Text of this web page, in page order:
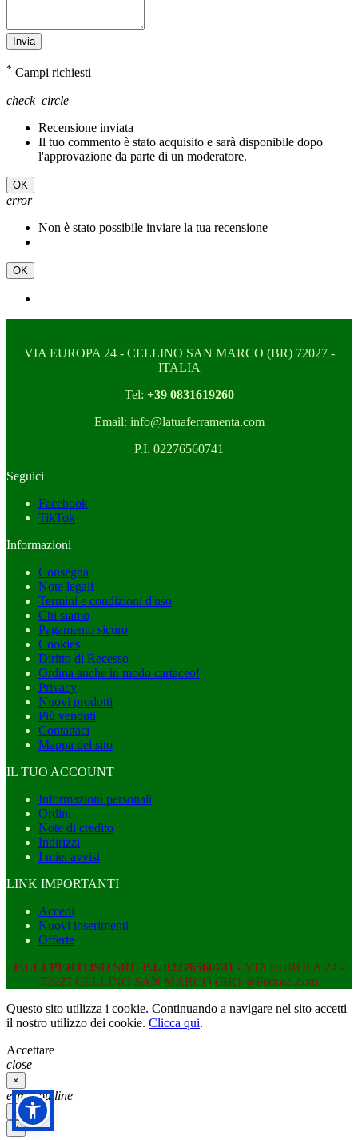
Invia
* Campi richiesti
check_circle
Recensione inviata
Il tuo commento è stato acquisito e sarà disponibile dopo
l'approvazione da parte di un moderatore.
OK
error
Non è stato possibile inviare la tua recensione
OK
VIA EUROPA 24 - CELLINO SAN MARCO (BR) 72027 -
ITALIA
Tel: +39 0831619260
Email: info@latuaferramenta.com
P.I. 02276560741
Seguici
Facebook
TikTok
Informazioni
Consegna
Note legali
Termini e condizioni d'uso
Chi siamo
Pagamento sicuro
Cookies
Diritto di Recesso
Ordina anche in modo cartaceo!
Privacy
Nuovi prodotti
Più venduti
Contattaci
Mappa del sito
IL TUO ACCOUNT
Informazioni personali
Ordini
Note di credito
Indirizzi
I miei avvisi
LINK IMPORTANTI
Accedi
Nuovi inserimenti
Offerte
F.LLI PERTOSO SRL P.I. 02276560741 - VIA EUROPA 24 -
72027 CELLINO SAN MARCO (BR) @Pertoso.com
Questo sito utilizza i cookie. Continuando a navigare nel sito accetti
il nostro utilizzo dei cookie. Clicca qui.
Accettare
close
×
error_outline
×
×